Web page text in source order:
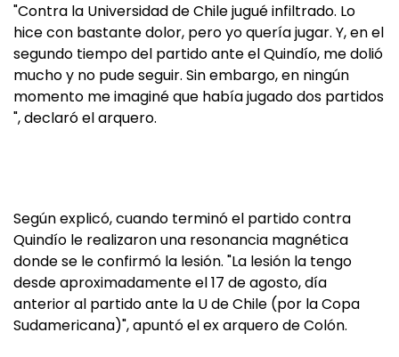
"Contra la Universidad de Chile jugué infiltrado. Lo
hice con bastante dolor, pero yo quería jugar. Y, en el
segundo tiempo del partido ante el Quindío, me dolió
mucho y no pude seguir. Sin embargo, en ningún
momento me imaginé que había jugado dos partidos
", declaró el arquero.
Según explicó, cuando terminó el partido contra
Quindío le realizaron una resonancia magnética
donde se le confirmó la lesión. "La lesión la tengo
desde aproximadamente el 17 de agosto, día
anterior al partido ante la U de Chile (por la Copa
Sudamericana)", apuntó el ex arquero de Colón.